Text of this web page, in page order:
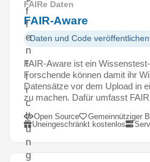
f
f
e
n
t
l
i
c
h
u
n
g
FAIRe Daten
FAIR-Aware
Daten und Code veröffentlichen
FAIR-Aware ist ein
Forschende können damit ihr
Datensätze vor dem Upload in
zu machen. Dafür umfasst
Open Source
Gemeinnütziger
Uneingeschränkt kostenlos